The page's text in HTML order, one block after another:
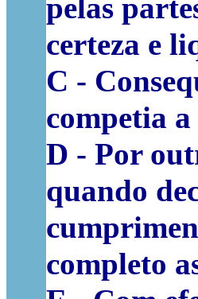
pelas
certeza e
C -
competia
D - Por
quando
completo